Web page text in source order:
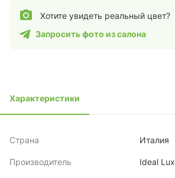
Хотите увидеть реальный цвет?
Запросить фото из салона
Характеристики
Страна Италия
Производитель Ideal Lux